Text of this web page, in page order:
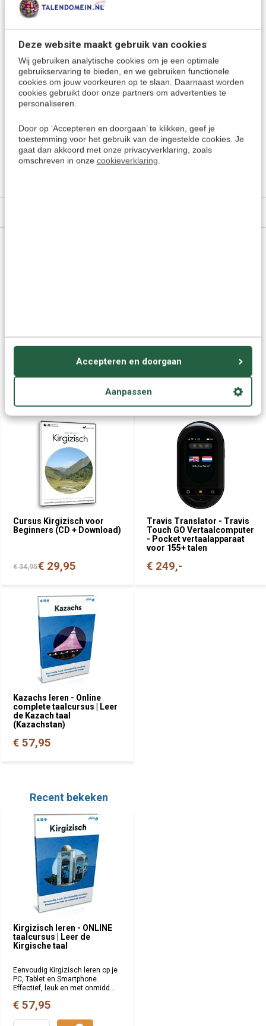
Deze website maakt gebruik van cookies
Wij gebruiken analytische cookies om je een optimale
gebruikservaring te bieden, en we gebruiken functionele
cookies om jouw voorkeuren op te slaan. Daarnaast worden
cookies gebruikt door onze partners om advertenties te
personaliseren.
Door op ‘Accepteren en doorgaan’ te klikken, geef je
toestemming voor het gebruik van de ingestelde cookies. Je
gaat dan akkoord met onze privacyverklaring, zoals
omschreven in onze cookieverklaring.
Accepteren en doorgaan
Aanpassen
uTalk werkt met:
PC's met Windows 7.1 en hoger
MacOS 10.10 en hoger
Tablets en Smarpthones met iOS 9 en hoger (zoals iPad
en iPhone)
Tablets en Smartphones met Android 4.4 en hoger
Amazon Kindle Fire
Meer keuzes:
Kirgizisch leren> Alle cursussen
Wellicht ook interessant:
Cursus Kirgizisch voor
Beginners (CD + Download)
€ 34,95€ 29,95
Travis Translator - Travis
Touch GO Vertaalcomputer
- Pocket vertaalapparaat
voor 155+ talen
€ 249,-
Kazachs leren - Online
complete taalcursus | Leer
de Kazach taal
(Kazachstan)
€ 57,95
Recent bekeken
Kirgizisch leren - ONLINE
taalcursus | Leer de
Kirgische taal
Eenvoudig Kirgizisch leren op je
PC, Tablet en Smartphone.
Effectief, leuk en met onmidd...
€ 57,95